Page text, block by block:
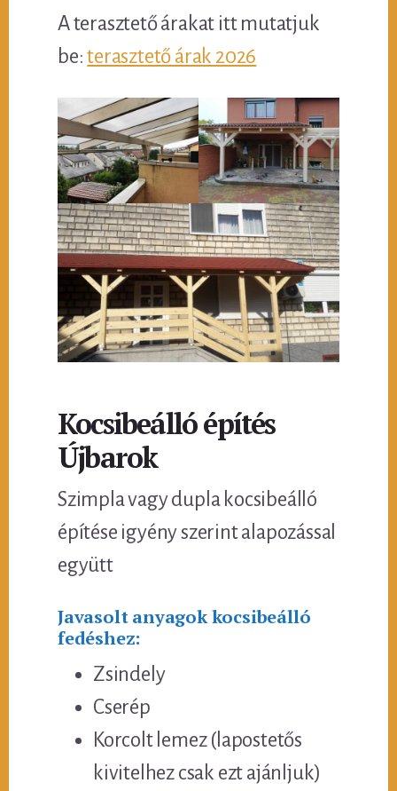
A terasztető árakat itt mutatjuk
be:terasztető árak 2026
Kocsibeálló építés
Újbarok
Szimpla vagy dupla kocsibeálló
építése igyény szerint alapozással
együtt
Javasolt anyagok kocsibeálló
fedéshez:
Zsindely
Cserép
Korcolt lemez (lapostetős
kivitelhez csak ezt ajánljuk)